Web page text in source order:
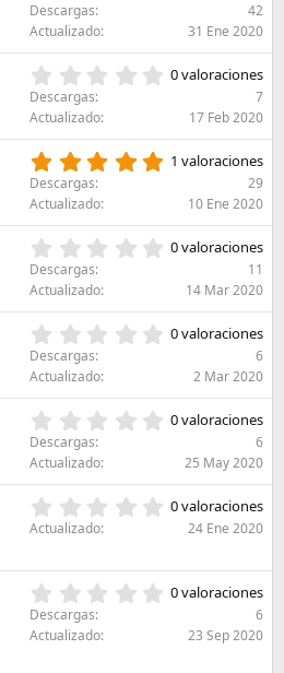
(
s
e
(
s
0
e
s
e
(
s
Descargas
42
Actualizado
31 Ene 2020
0
0
e
s
e
(
s
0 valoraciones
Descargas
7
Actualizado
17 Feb 2020
5
0
e
s
e
(
s
1 valoraciones
Descargas
29
Actualizado
10 Ene 2020
0
0
e
s
e
(
s
0 valoraciones
Descargas
11
Actualizado
14 Mar 2020
0
0
e
s
e
(
s
0 valoraciones
Descargas
6
Actualizado
2 Mar 2020
0
0
e
s
e
0 valoraciones
Descargas
6
Actualizado
25 May 2020
0
0
e
s
0 valoraciones
Actualizado 24 Ene 2020
0
0 valoraciones
Descargas
6
Actualizado
23 Sep 2020